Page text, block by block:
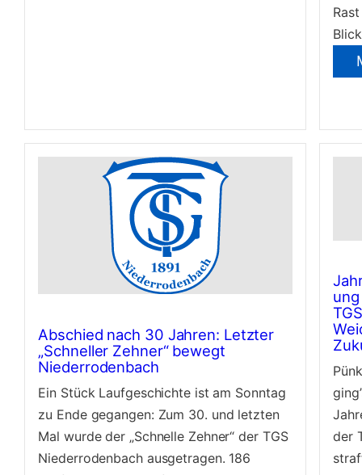
Abschied nach 30 Jahren: Letzter
„Schneller Zehner“ bewegt
Niederrodenbach
Ein Stück Laufgeschichte ist am Sonntag
zu Ende gegangen: Zum 30. und letzten
Mal wurde der „Schnelle Zehner“ der TGS
Niederrodenbach ausgetragen. 186
der